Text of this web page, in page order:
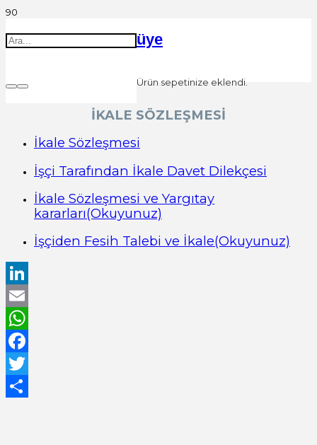
üye
Ürün sepetinize eklendi.
İKALE SÖZLEŞMESİ
İkale Sözleşmesi
İşçi Tarafından İkale Davet Dilekçesi
İkale Sözleşmesi ve Yargıtay
kararları(Okuyunuz)
İşçiden Fesih Talebi ve İkale(Okuyunuz)
LinkedIn
Email
WhatsApp
Facebook
Twitter